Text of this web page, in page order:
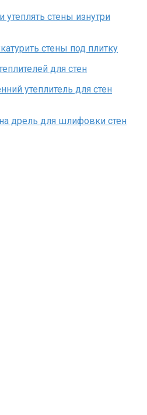
стены изнутри
стены под плитку
для стен
утеплитель для стен
дрель для шлифовки стен